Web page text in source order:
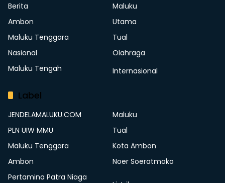
Berita
Maluku
Ambon
Utama
Maluku Tenggara
Tual
Nasional
Olahraga
Maluku Tengah
Internasional
Label
JENDELAMALUKU.COM
Maluku
PLN UIW MMU
Tual
Maluku Tenggara
Kota Ambon
Ambon
Noer Soeratmoko
Pertamina Patra Niaga